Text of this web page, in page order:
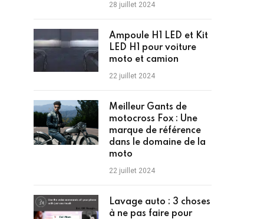
28 juillet 2024
Ampoule H1 LED et Kit
LED H1 pour voiture
moto et camion
22 juillet 2024
Meilleur Gants de
motocross Fox : Une
marque de référence
dans le domaine de la
moto
22 juillet 2024
Lavage auto : 3 choses
à ne pas faire pour